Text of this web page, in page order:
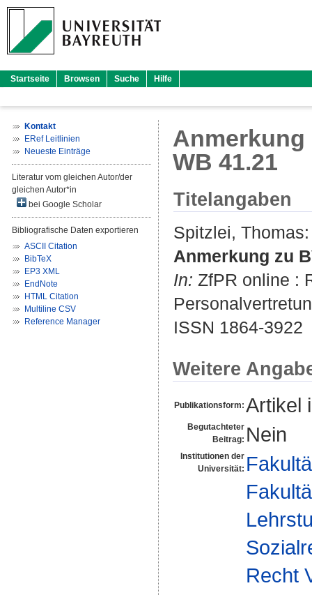
Startseite Browsen Suche Hilfe
Kontakt
ERef Leitlinien
Neueste Einträge
Literatur vom gleichen Autor/der
gleichen Autor*in
bei Google Scholar
Bibliografische Daten exportieren
ASCII Citation
BibTeX
EP3 XML
EndNote
HTML Citation
Multiline CSV
Reference Manager
Anmerkung
WB 41.21
Titelangaben
Spitzlei, Thomas:
Anmerkung zu
In: ZfPR online :
ISSN 1864-3922
Weitere
Publikationsform: Artikel
Begutachteter
Beitrag: Nein
Institutionen der
Universität:
Recht